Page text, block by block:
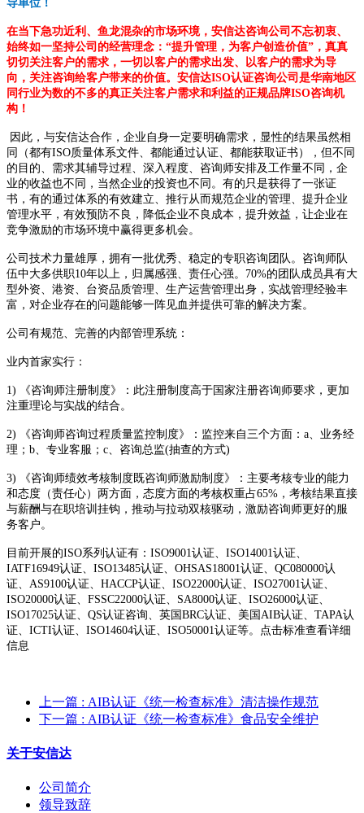
导单位！
在当下急功近利、鱼龙混杂的市场环境，安信达咨询公司不忘初衷、
始终如一坚持公司的经营理念：“提升管理，为客户创造价值”，真真
切切关注客户的需求，一切以客户的需求出发、以客户的需求为导
向，关注咨询给客户带来的价值。安信达ISO认证咨询公司是华南地区
同行业为数的不多的真正关注客户需求和利益的正规品牌ISO咨询机
构！
因此，与安信达合作，企业自身一定要明确需求，显性的结果虽然相
同（都有ISO质量体系文件、都能通过认证、都能获取证书），但不同
的目的、需求其辅导过程、深入程度、咨询师安排及工作量不同，企
业的收益也不同，当然企业的投资也不同。有的只是获得了一张证
书，有的通过体系的有效建立、推行从而规范企业的管理、提升企业
管理水平，有效预防不良，降低企业不良成本，提升效益，让企业在
竞争激励的市场环境中赢得更多机会。
公司技术力量雄厚，拥有一批优秀、稳定的专职咨询团队。咨询师队
伍中大多供职10年以上，归属感强、责任心强。70%的团队成员具有大
型外资、港资、台资品质管理、生产运营管理出身，实战管理经验丰
富，对企业存在的问题能够一阵见血并提供可靠的解决方案。
公司有规范、完善的内部管理系统：
业内首家实行：
1) 《咨询师注册制度》：此注册制度高于国家注册咨询师要求，更加
注重理论与实战的结合。
2) 《咨询师咨询过程质量监控制度》：监控来自三个方面：a、业务经
理；b、专业客服；c、咨询总监(抽查的方式)
3) 《咨询师绩效考核制度既咨询师激励制度》：主要考核专业的能力
和态度（责任心）两方面，态度方面的考核权重占65%，考核结果直接
与薪酬与在职培训挂钩，推动与拉动双核驱动，激励咨询师更好的服
务客户。
目前开展的ISO系列认证有：ISO9001认证、ISO14001认证、
IATF16949认证、ISO13485认证、OHSAS18001认证、QC080000认
证、AS9100认证、HACCP认证、ISO22000认证、ISO27001认证、
ISO20000认证、FSSC22000认证、SA8000认证、ISO26000认证、
ISO17025认证、QS认证咨询、英国BRC认证、美国AIB认证、TAPA认
证、ICTI认证、ISO14604认证、ISO50001认证等。点击标准查看详细
信息
上一篇 : AIB认证《统一检查标准》清洁操作规范
下一篇 : AIB认证《统一检查标准》食品安全维护
关于安信达
公司简介
领导致辞